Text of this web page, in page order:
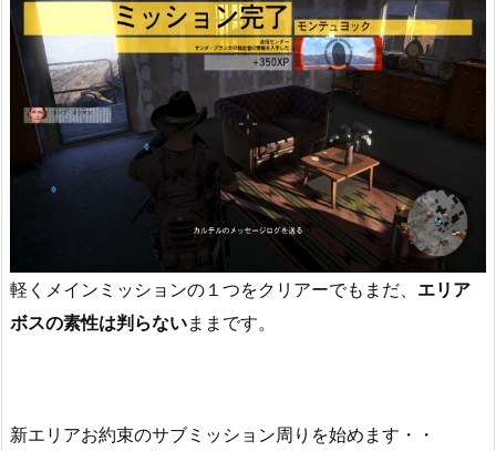
軽くメインミッションの１つをクリアーでもまだ、 エリア
ボスの素性は判らないままです。
新エリアお約束のサブミッション周りを始めます・・